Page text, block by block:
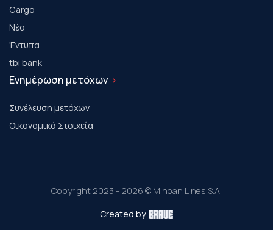
Cargo
Νέα
Έντυπα
tbi bank
Ενημέρωση μετόχων
Συνέλευση μετόχων
Οικονομικά Στοιχεία
Copyright 2023 - 2026 © Minoan Lines S.A.
Created by